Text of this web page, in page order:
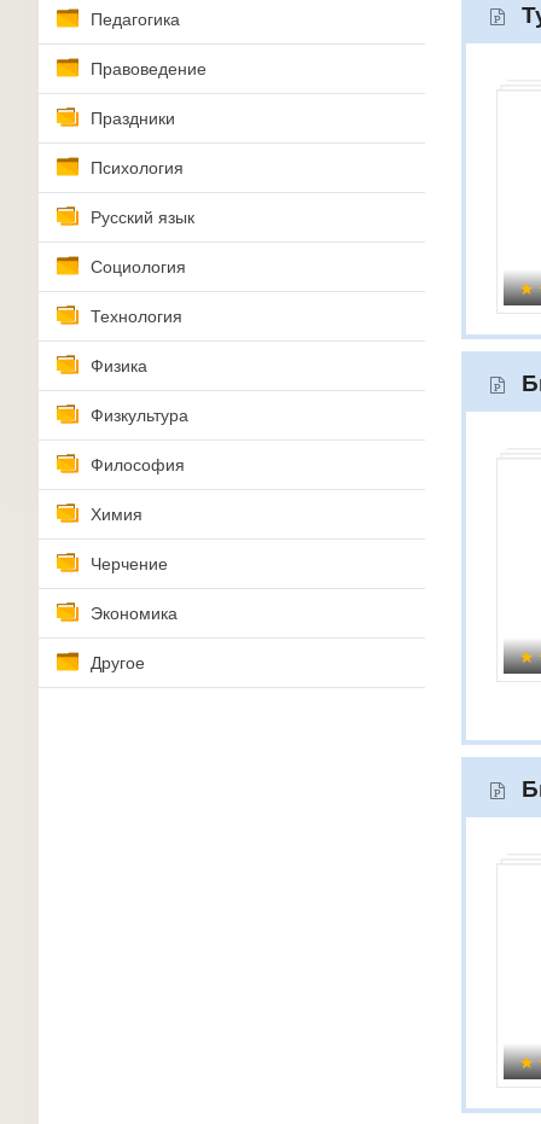
Педагогика
Правоведение
Праздники
Психология
Русский язык
Социология
Технология
Физика
Физкультура
Философия
Химия
Черчение
Экономика
Другое